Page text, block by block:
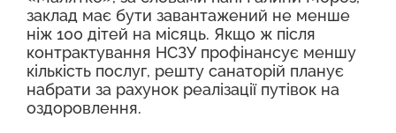
заклад має бути завантажений не менше
ніж 100 дітей на місяць. Якщо ж після
контрактування НСЗУ профінансує меншу
кількість послуг, решту санаторій планує
набрати за рахунок реалізації путівок на
оздоровлення.